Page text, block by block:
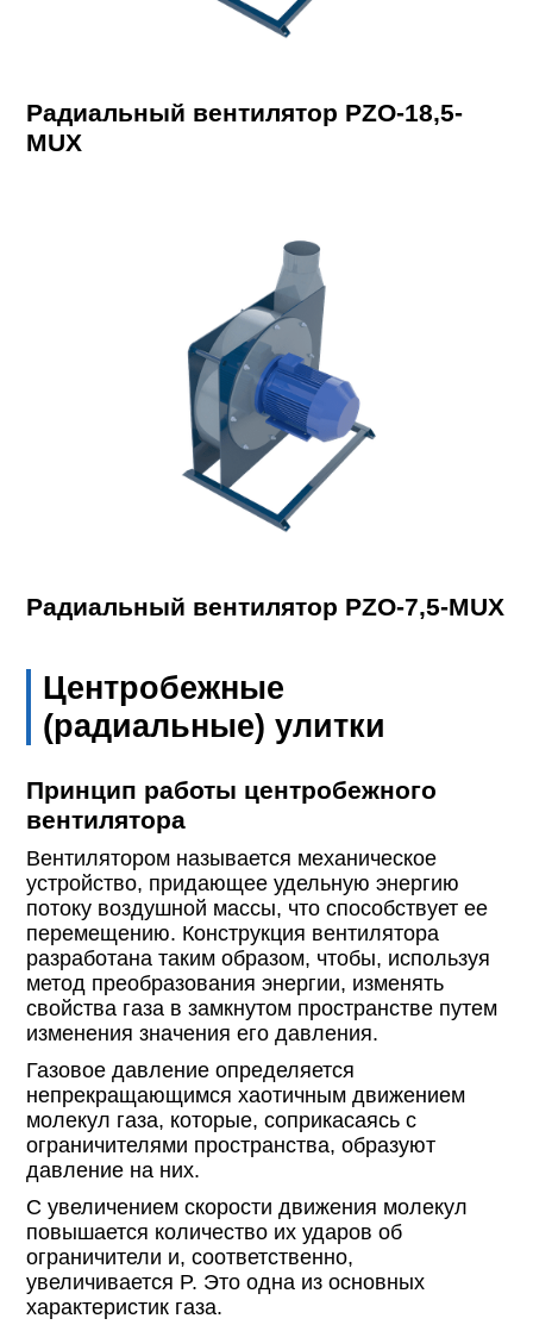
Радиальный вентилятор PZO-18,5-
MUX
Радиальный вентилятор PZO-7,5-MUX
Центробежные
(радиальные) улитки
Принцип работы центробежного
вентилятора
Вентилятором называется механическое
устройство, придающее удельную энергию
потоку воздушной массы, что способствует ее
перемещению. Конструкция вентилятора
разработана таким образом, чтобы, используя
метод преобразования энергии, изменять
свойства газа в замкнутом пространстве путем
изменения значения его давления.
Газовое давление определяется
непрекращающимся хаотичным движением
молекул газа, которые, соприкасаясь с
ограничителями пространства, образуют
давление на них.
С увеличением скорости движения молекул
повышается количество их ударов об
ограничители и, соответственно,
увеличивается P. Это одна из основных
характеристик газа.